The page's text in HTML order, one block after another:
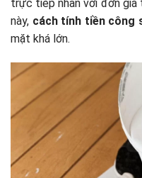
trực tiếp nhân với đơn
này, cách tính tiền công
mặt khá lớn.